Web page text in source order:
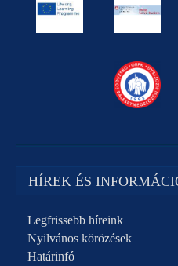
HÍREK ÉS
Legfrissebb híreink
Nyilvános körözések
Határinfó